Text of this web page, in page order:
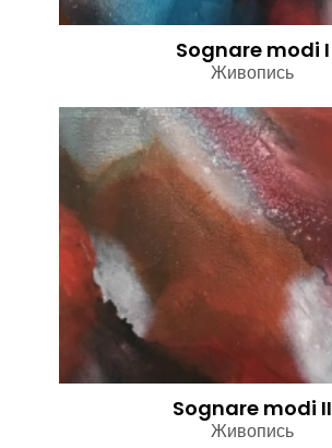
Sognare modi I
Живопись
Sognare modi II
Живопись